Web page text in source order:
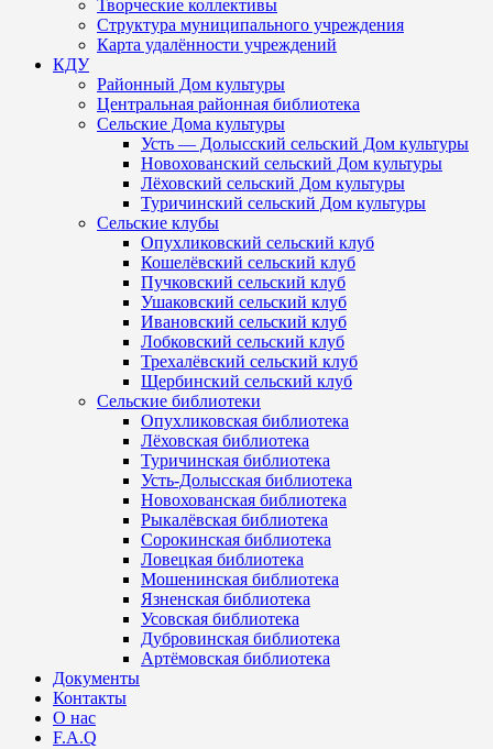
Творческие коллективы
Структура муниципального учреждения
Карта удалённости учреждений
КДУ
Районный Дом культуры
Центральная районная библиотека
Сельские Дома культуры
Усть — Долысский сельский Дом культуры
Новохованский сельский Дом культуры
Лёховский сельский Дом культуры
Туричинский сельский Дом культуры
Сельские клубы
Опухликовский сельский клуб
Кошелёвский сельский клуб
Пучковский сельский клуб
Ушаковский сельский клуб
Ивановский сельский клуб
Лобковский сельский клуб
Трехалёвский сельский клуб
Щербинский сельский клуб
Сельские библиотеки
Опухликовская библиотека
Лёховская библиотека
Туричинская библиотека
Усть-Долысская библиотека
Новохованская библиотека
Рыкалёвская библиотека
Сорокинская библиотека
Ловецкая библиотека
Мошенинская библиотека
Язненская библиотека
Усовская библиотека
Дубровинская библиотека
Артёмовская библиотека
Документы
Контакты
О нас
F.A.Q